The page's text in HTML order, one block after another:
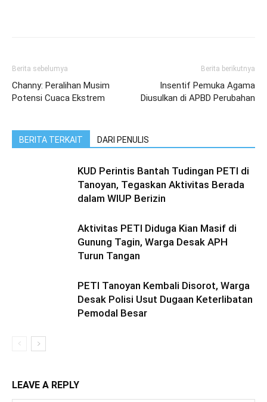
Berita sebelumya
Channy: Peralihan Musim
Potensi Cuaca Ekstrem
Berita berikutnya
Insentif Pemuka Agama
Diusulkan di APBD Perubahan
BERITA TERKAIT DARI PENULIS
KUD Perintis Bantah Tudingan PETI di
Tanoyan, Tegaskan Aktivitas Berada
dalam WIUP Berizin
Aktivitas PETI Diduga Kian Masif di
Gunung Tagin, Warga Desak APH
Turun Tangan
PETI Tanoyan Kembali Disorot, Warga
Desak Polisi Usut Dugaan Keterlibatan
Pemodal Besar
LEAVE A REPLY